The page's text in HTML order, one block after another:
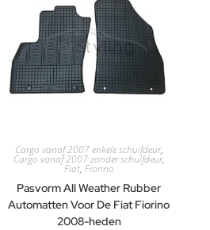
Cargo vanaf 2007 enkele schuifdeur,
Cargo vanaf 2007 zonder schuifdeur,
Fiat, Fiorino
Pasvorm All Weather Rubber
Automatten Voor De Fiat Fiorino
2008-heden